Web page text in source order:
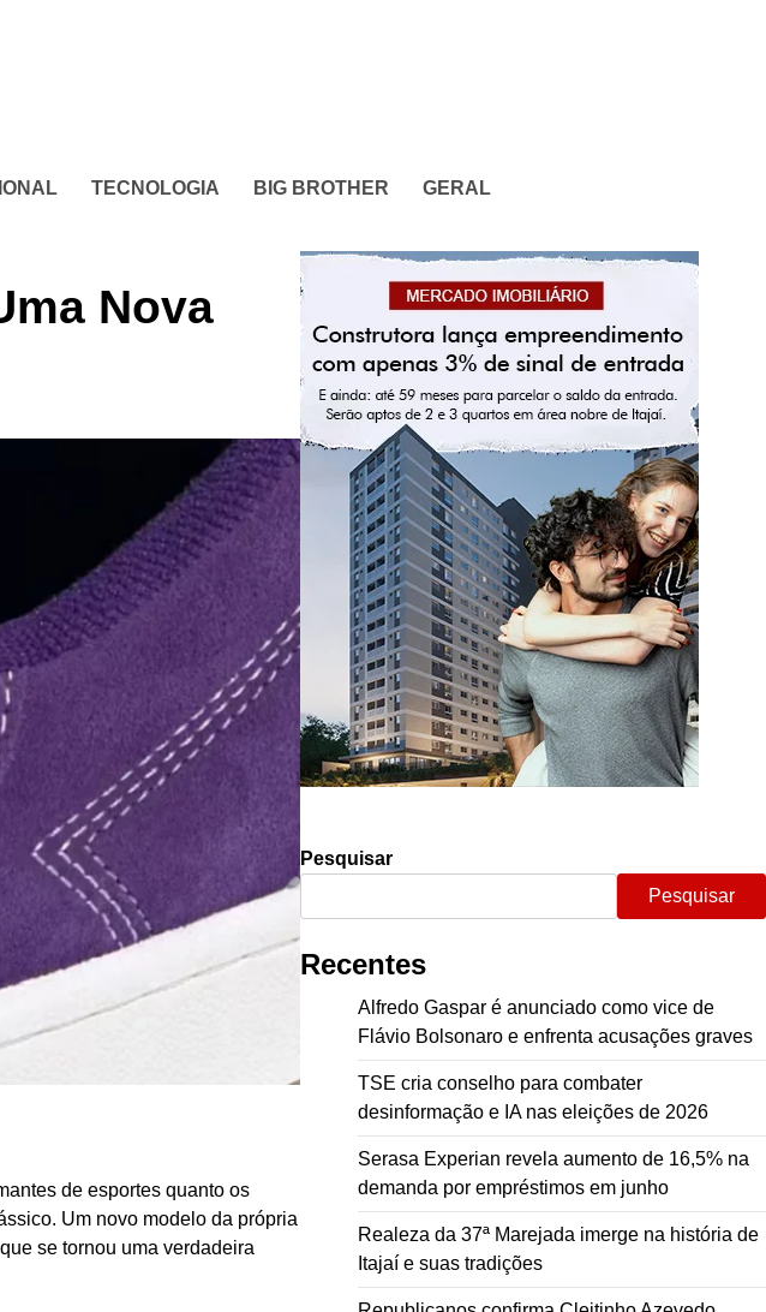
TECNOLOGIA BIG BROTHER GERAL
Nova
de esportes quanto os
Um novo modelo da própria
se tornou uma verdadeira
Pesquisar
Pesquisar
Recentes
Alfredo Gaspar é anunciado como vice de
Flávio Bolsonaro e enfrenta acusações graves
TSE cria conselho para combater
desinformação e IA nas eleições de 2026
Serasa Experian revela aumento de 16,5% na
demanda por empréstimos em junho
Realeza da 37ª Marejada imerge na história de
Itajaí e suas tradições